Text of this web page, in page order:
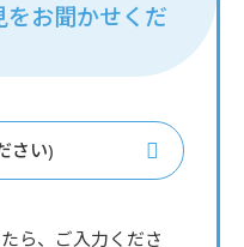
をお聞かせくだ
さい)
ら、ご入力くださ